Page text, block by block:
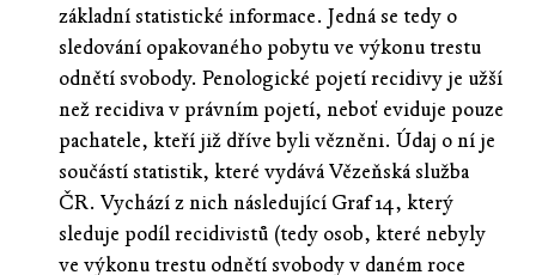
základní statistické informace. Jedná se tedy o
sledování opakovaného pobytu ve výkonu trestu
odnětí svobody. Penologické pojetí recidivy je užší
než recidiva v právním pojetí, neboť eviduje pouze
pachatele, kteří již dříve byli vězněni. Údaj o ní je
součástí statistik, které vydává Vězeňská služba
ČR. Vychází z nich následující Graf 14, který
sleduje podíl recidivistů (tedy osob, které nebyly
ve výkonu trestu odnětí svobody v daném roce